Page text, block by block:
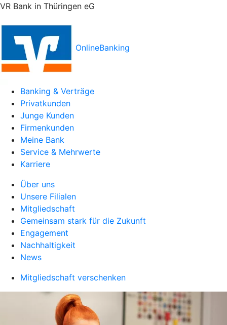
VR Bank in Thüringen eG
OnlineBanking
Banking & Verträge
Privatkunden
Junge Kunden
Firmenkunden
Meine Bank
Service & Mehrwerte
Karriere
Über uns
Unsere Filialen
Mitgliedschaft
Gemeinsam stark für die Zukunft
Engagement
Nachhaltigkeit
News
Mitgliedschaft verschenken